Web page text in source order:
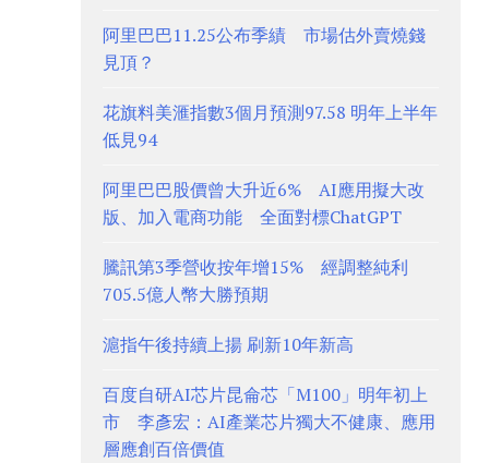
阿里巴巴11.25公布季績 市場估外賣燒錢
見頂？
花旗料美滙指數3個月預測97.58 明年上半年
低見94
阿里巴巴股價曾大升近6% AI應用擬大改
版、加入電商功能 全面對標ChatGPT
騰訊第3季營收按年增15% 經調整純利
705.5億人幣大勝預期
滬指午後持續上揚 刷新10年新高
百度自研AI芯片昆侖芯「M100」明年初上
市 李彥宏：AI產業芯片獨大不健康、應用
層應創百倍價值